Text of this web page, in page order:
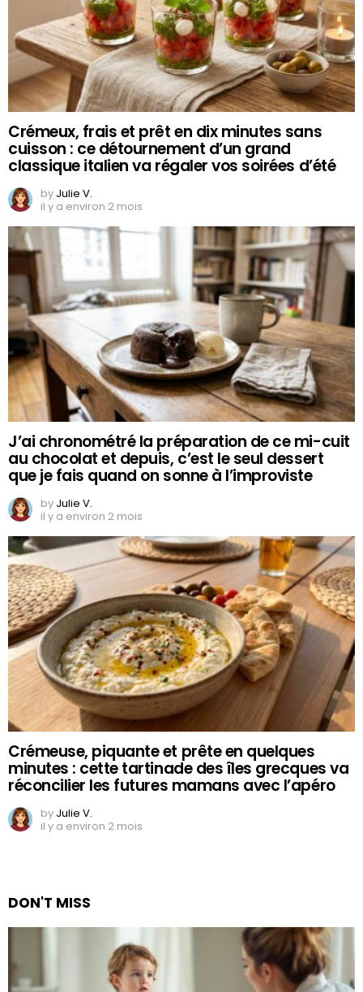
Crémeux, frais et prêt en dix minutes sans
cuisson : ce détournement d’un grand
classique italien va régaler vos soirées d’été
by Julie V.
il y a environ 2 mois
J’ai chronométré la préparation de ce mi-cuit
au chocolat et depuis, c’est le seul dessert
que je fais quand on sonne à l’improviste
by Julie V.
il y a environ 2 mois
Crémeuse, piquante et prête en quelques
minutes : cette tartinade des îles grecques va
réconcilier les futures mamans avec l’apéro
by Julie V.
il y a environ 2 mois
DON'T MISS